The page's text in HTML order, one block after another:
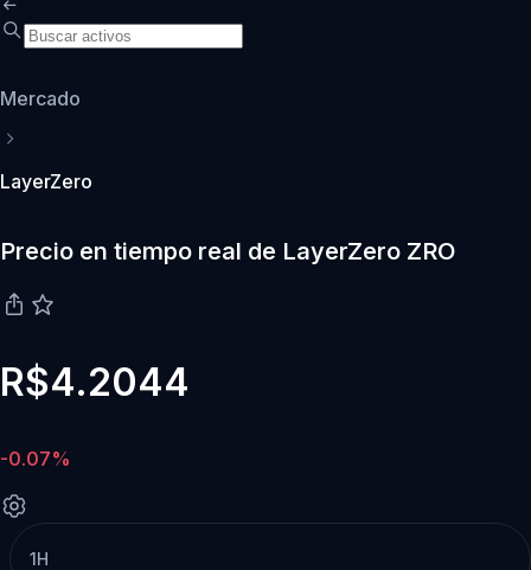
Mercado
LayerZero
Precio en tiempo real de LayerZero ZRO
R$4.2044
-0.07%
1H